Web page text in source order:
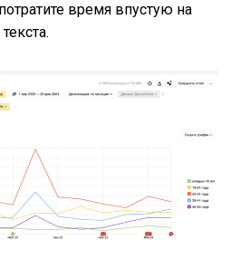
время впустую на